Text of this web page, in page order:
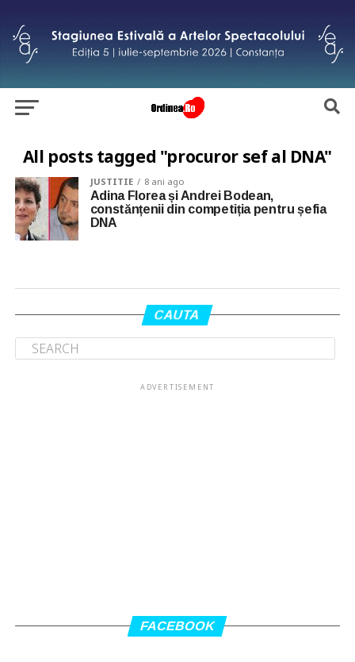
All posts tagged "procuror sef al DNA"
JUSTITIE 8 ani ago
Adina Florea și Andrei Bodean,
constănțenii din competiția pentru șefia
DNA
CAUTA
ADVERTISEMENT
FACEBOOK